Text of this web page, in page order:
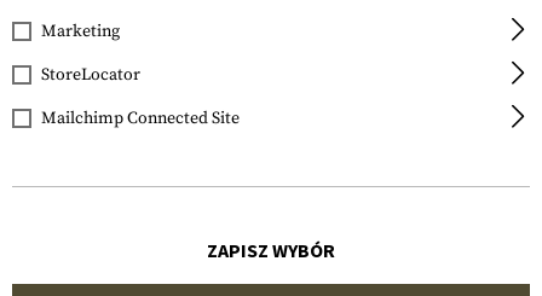
Marketing
StoreLocator
Mailchimp Connected Site
ZAPISZ WYBÓR